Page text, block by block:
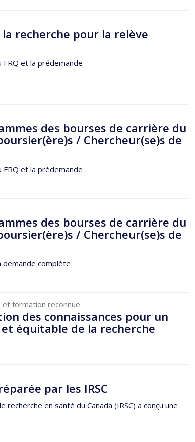
recherche pour la relève
et la prédemande
des bourses de carrière du
/ Chercheur(se)s de
et la prédemande
des bourses de carrière du
/ Chercheur(se)s de
demande complète
formation reconnue
des connaissances pour un
équitable de la recherche
par les IRSC
en santé du Canada (IRSC) a conçu une